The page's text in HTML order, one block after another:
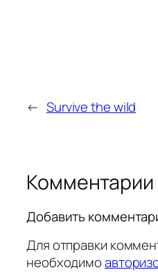
← Survive the wild
Комментарии
Добавить
Для отправки
необходимо